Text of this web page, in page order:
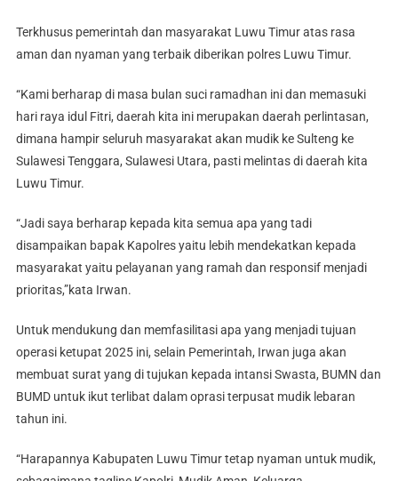
Terkhusus pemerintah dan masyarakat Luwu Timur atas rasa
aman dan nyaman yang terbaik diberikan polres Luwu Timur.
“Kami berharap di masa bulan suci ramadhan ini dan memasuki
hari raya idul Fitri, daerah kita ini merupakan daerah perlintasan,
dimana hampir seluruh masyarakat akan mudik ke Sulteng ke
Sulawesi Tenggara, Sulawesi Utara, pasti melintas di daerah kita
Luwu Timur.
“Jadi saya berharap kepada kita semua apa yang tadi
disampaikan bapak Kapolres yaitu lebih mendekatkan kepada
masyarakat yaitu pelayanan yang ramah dan responsif menjadi
prioritas,”kata Irwan.
Untuk mendukung dan memfasilitasi apa yang menjadi tujuan
operasi ketupat 2025 ini, selain Pemerintah, Irwan juga akan
membuat surat yang di tujukan kepada intansi Swasta, BUMN dan
BUMD untuk ikut terlibat dalam oprasi terpusat mudik lebaran
tahun ini.
“Harapannya Kabupaten Luwu Timur tetap nyaman untuk mudik,